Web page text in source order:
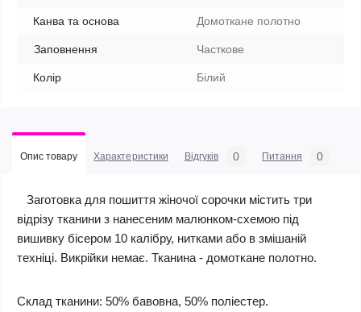
Канва та основа Домоткане полотно
Заповнення Часткове
Колір Білий
Опис товару Характеристики Відгуків 0 Питання 0
Заготовка для пошиття жіночої сорочки містить три
відрізу тканини з нанесеним малюнком-схемою під
вишивку бісером 10 калібру, нитками або в змішаній
техніці. Викрійки немає. Тканина - домоткане полотно.
Склад тканини: 50% бавовна, 50% поліестер.